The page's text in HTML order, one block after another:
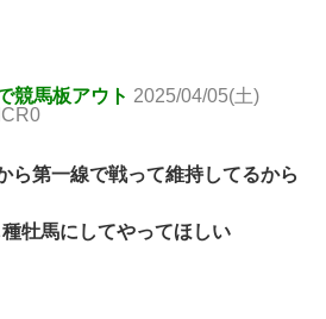
競馬板アウト 2025/04/05(土)
ら第一線で戦って維持してるから
牡馬にしてやってほしい